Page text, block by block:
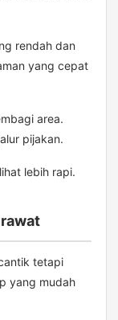
rendah dan
yang cepat
area.
pijakan.
lebih rapi.
tetapi
yang mudah